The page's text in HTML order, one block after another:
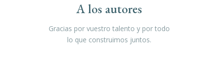
A los autores
Gracias por vuestro talento y por todo
lo que construimos juntos.